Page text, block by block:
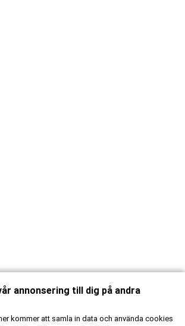
annonsering till dig på andra
kommer att samla in data och använda cookies